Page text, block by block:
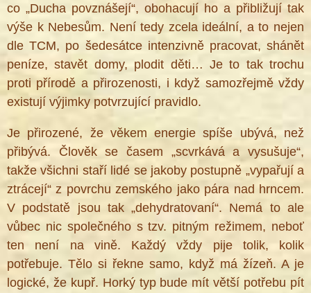
co „Ducha povznášejí“, obohacují ho a přibližují tak
výše k Nebesům. Není tedy zcela ideální, a to nejen
dle TCM, po šedesátce intenzivně pracovat, shánět
peníze, stavět domy, plodit děti… Je to tak trochu
proti přírodě a přirozenosti, i když samozřejmě vždy
existují výjimky potvrzující pravidlo.
Je přirozené, že věkem energie spíše ubývá, než
přibývá. Člověk se časem „scvrkává a vysušuje“,
takže všichni staří lidé se jakoby postupně „vypařují a
ztrácejí“ z povrchu zemského jako pára nad hrncem.
V podstatě jsou tak „dehydratovaní“. Nemá to ale
vůbec nic společného s tzv. pitným režimem, neboť
ten není na vině. Každý vždy pije tolik, kolik
potřebuje. Tělo si řekne samo, když má žízeň. A je
logické, že kupř. Horký typ bude mít větší potřebu pít
®